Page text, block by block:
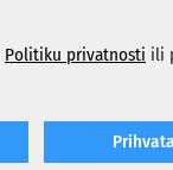
Politiku privatnosti ili